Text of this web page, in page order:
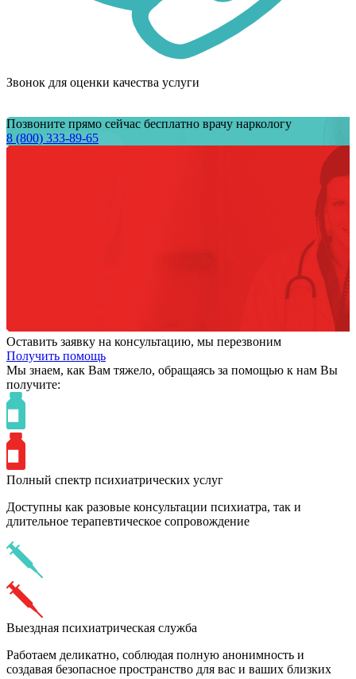
Звонок для оценки качества услуги
Позвоните прямо сейчас бесплатно врачу наркологу
8 (800) 333-89-65
Оставить заявку на консультацию, мы перезвоним
Получить помощь
Мы знаем, как Вам тяжело, обращаясь за помощью к нам Вы
получите:
Полный спектр психиатрических услуг
Доступны как разовые консультации психиатра, так и
длительное терапевтическое сопровождение
Выездная психиатрическая служба
Работаем деликатно, соблюдая полную анонимность и
создавая безопасное пространство для вас и ваших близких